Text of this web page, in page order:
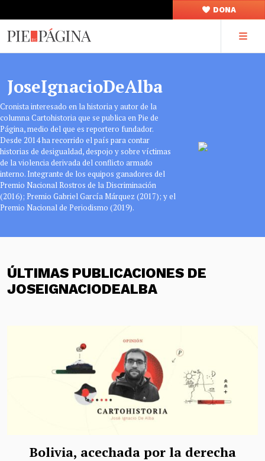
DONA
JoseIgnacioDeAlba
Cronista interesado en la historia y autor de la
columna Cartohistoria que se publica en Pie de
Página, medio del que es reportero fundador.
Desde 2014 ha recorrido el país para contar
historias de desigualdad, despojo y sobre víctimas
de la violencia derivada del conflicto armado
interno. Integrante de los equipos ganadores del
Premio Nacional Rostros de la Discriminación
(2016); Premio Gabriel García Márquez (2017); y el
Premio Nacional de Periodismo (2019).
ÚLTIMAS PUBLICACIONES DE
JOSEIGNACIODEALBA
Bolivia, acechada por la derecha